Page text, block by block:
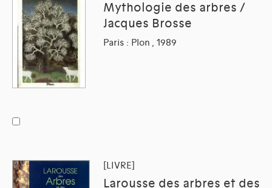
Mythologie des arbres /
Jacques Brosse
Paris : Plon , 1989
[LIVRE]
Larousse des arbres et des